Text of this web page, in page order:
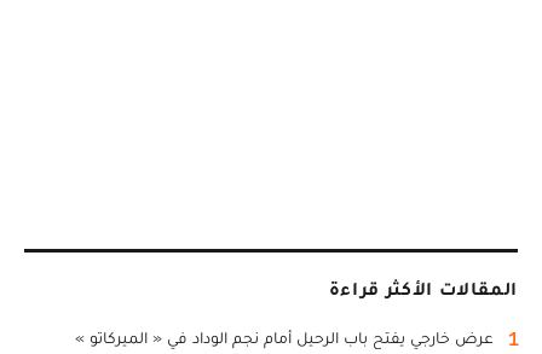
المقالات الأكثر قراءة
1 عرض خارجي يفتح باب الرحيل أمام نجم الوداد في « الميركاتو »